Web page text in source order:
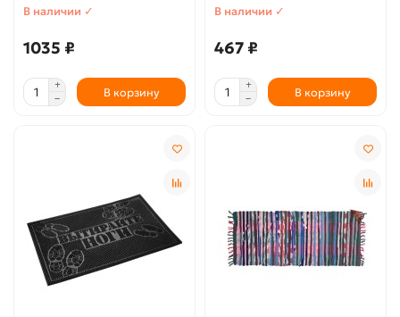
В наличии ✓
1035 ₽
В корзину
В наличии ✓
467 ₽
В корзину